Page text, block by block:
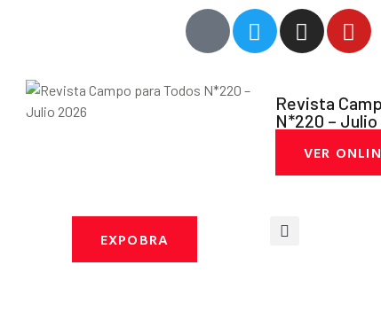
Revista
N*220 – Julio
VER
EXPOBRA